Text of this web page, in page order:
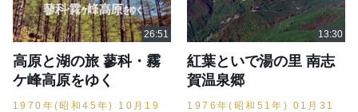
高原と湖の旅 蓼科・霧
ケ峰高原をゆく
1970年(昭和45年) 10月19
紅葉といで湯の里 南志
賀温泉郷
1976年(昭和51年) 01月31